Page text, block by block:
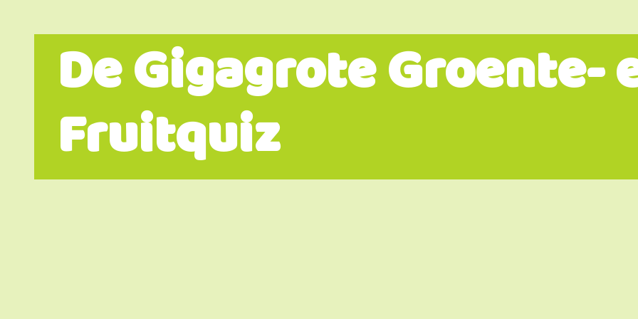
De Gigagrote Groente-
Fruitquiz